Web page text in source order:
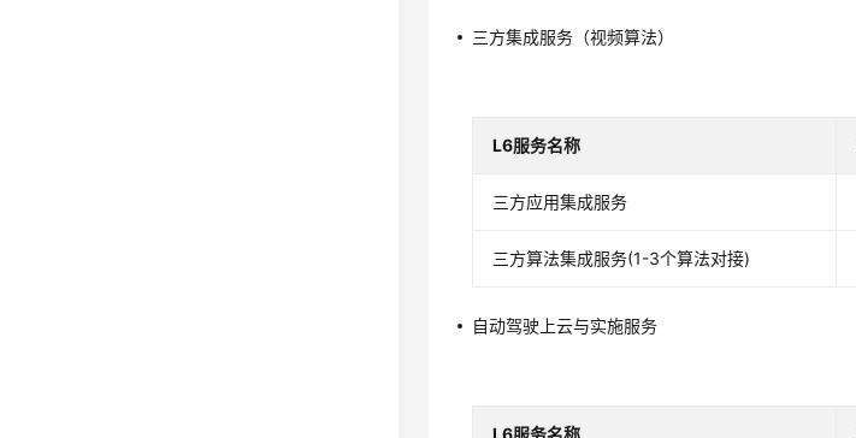
三方集成服务（视频算法）
L6服务名称
三方应用集成服务
三方算法集成服务(1-3个算法对接)
自动驾驶上云与实施服务
L6服务名称